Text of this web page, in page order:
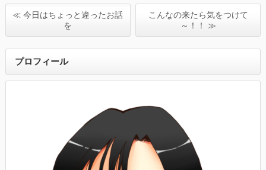
≪ 今日はちょっと違ったお話
を
こんなの来たら気をつけて
～！！ ≫
プロフィール